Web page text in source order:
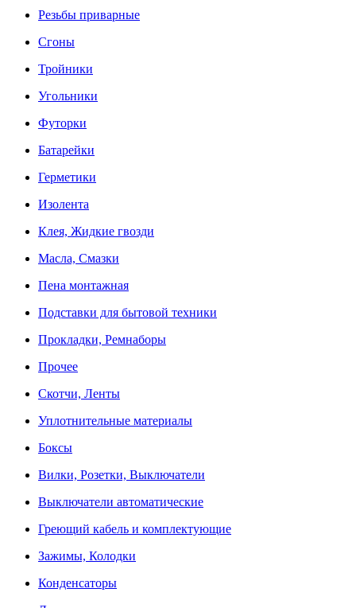
Резьбы приварные
Сгоны
Тройники
Угольники
Футорки
Батарейки
Герметики
Изолента
Клея, Жидкие гвозди
Масла, Смазки
Пена монтажная
Подставки для бытовой техники
Прокладки, Ремнаборы
Прочее
Скотчи, Ленты
Уплотнительные материалы
Боксы
Вилки, Розетки, Выключатели
Выключатели автоматические
Греющий кабель и комплектующие
Зажимы, Колодки
Конденсаторы